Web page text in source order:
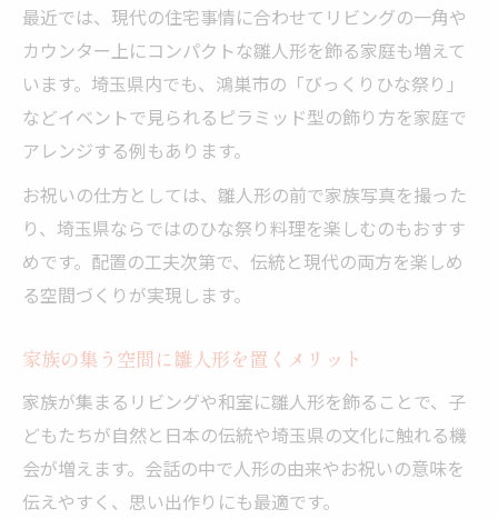
玄関に雛人形を飾る際の注意ポイント
玄関に雛人形を飾る際の風水的メリット
雛人形のお祝いの仕方にふさわしい玄関活
用法
玄関で雛人形を安全に飾るためのポイント
埼玉県の伝統と玄関飾りの相性について
雛人形を置いてはいけない場所の判断基準
最近では、現代の住宅事情に合わせてリビングの一角や
カウンター上にコンパクトな雛人形を飾る家庭も増えて
います。埼玉県内でも、鴻巣市の「びっくりひな祭り」
などイベントで見られるピラミッド型の飾り方を家庭で
アレンジする例もあります。
お祝いの仕方としては、雛人形の前で家族写真を撮った
り、埼玉県ならではのひな祭り料理を楽しむのもおすす
めです。配置の工夫次第で、伝統と現代の両方を楽しめ
る空間づくりが実現します。
家族の集う空間に雛人形を置くメリット
家族が集まるリビングや和室に雛人形を飾ることで、子
どもたちが自然と日本の伝統や埼玉県の文化に触れる機
会が増えます。会話の中で人形の由来やお祝いの意味を
伝えやすく、思い出作りにも最適です。